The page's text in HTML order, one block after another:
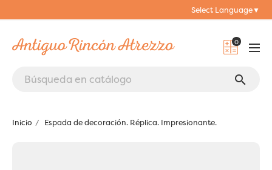
Select Language▼
0
search
Inicio Espada de decoración. Réplica. Impresionante.